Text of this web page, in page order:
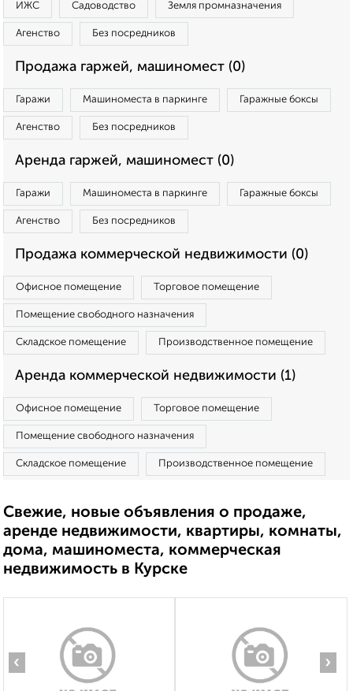
ИЖС Садоводство Земля промназначения
Агенство Без посредников
Продажа гаржей, машиномест (0)
Гаражи Машиноместа в паркинге Гаражные боксы
Агенство Без посредников
Аренда гаржей, машиномест (0)
Гаражи Машиноместа в паркинге Гаражные боксы
Агенство Без посредников
Продажа коммерческой недвижимости (0)
Офисное помещение Торговое помещение
Помещение свободного назначения
Складское помещение Производственное помещение
Аренда коммерческой недвижимости (1)
Офисное помещение Торговое помещение
Помещение свободного назначения
Складское помещение Производственное помещение
Свежие, новые объявления о продаже,
аренде недвижимости, квартиры, комнаты,
дома, машиноместа, коммерческая
недвижимость в Курске
‹ ›